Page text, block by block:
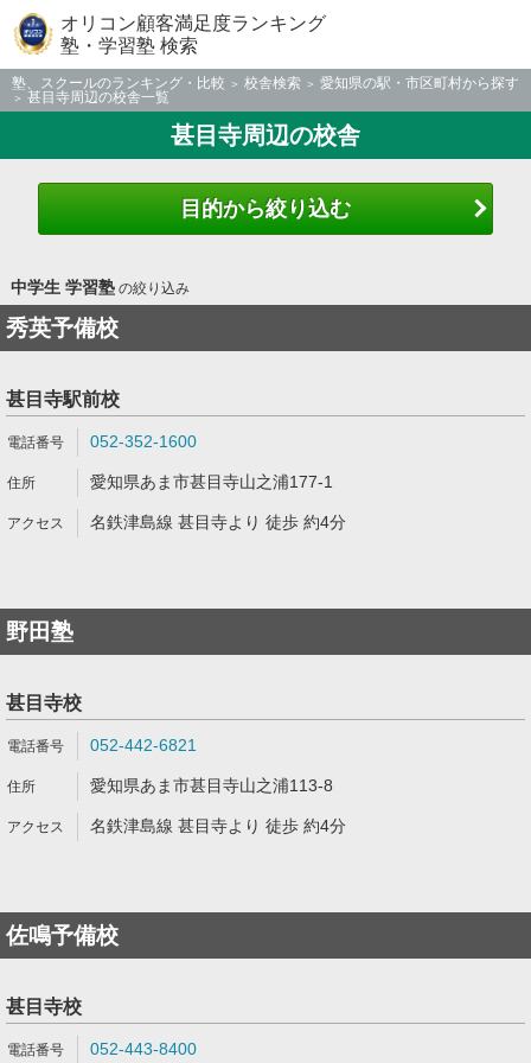
オリコン顧客満足度ランキング
塾・学習塾 検索
塾、スクールのランキング・比較 校舎検索
愛知県の駅・市区町村から探す
甚目寺周辺の校舎一覧
甚目寺周辺の校舎
目的から絞り込む
中学生 学習塾の絞り込み
秀英予備校
甚目寺駅前校
052-352-1600
愛知県あま市甚目寺山之浦177-1
名鉄津島線 甚目寺より 徒歩 約4分
野田塾
甚目寺校
052-442-6821
愛知県あま市甚目寺山之浦113-8
名鉄津島線 甚目寺より 徒歩 約4分
佐鳴予備校
甚目寺校
052-443-8400